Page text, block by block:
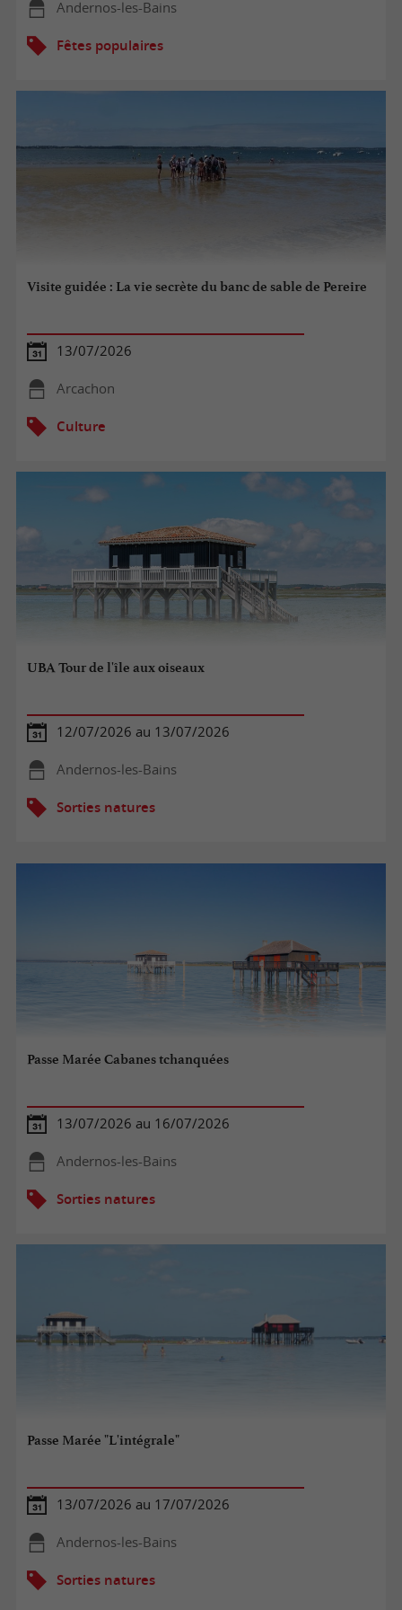
Andernos-les-Bains
Fêtes populaires
Visite guidée : La vie secrète du banc de sable de Pereire
13/07/2026
Arcachon
Culture
UBA Tour de l'île aux oiseaux
12/07/2026 au 13/07/2026
Andernos-les-Bains
Sorties natures
Passe Marée Cabanes tchanquées
13/07/2026 au 16/07/2026
Andernos-les-Bains
Sorties natures
Passe Marée "L'intégrale"
13/07/2026 au 17/07/2026
Andernos-les-Bains
Sorties natures